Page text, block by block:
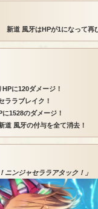
新道 風牙はHPが1になって再
に120ダメージ！
ララブレイク！
1528のダメージ！
風牙の付与を全て消去！
ニンジャセララアタック！」